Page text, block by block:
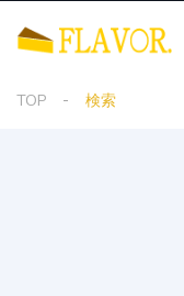
TOP 検索